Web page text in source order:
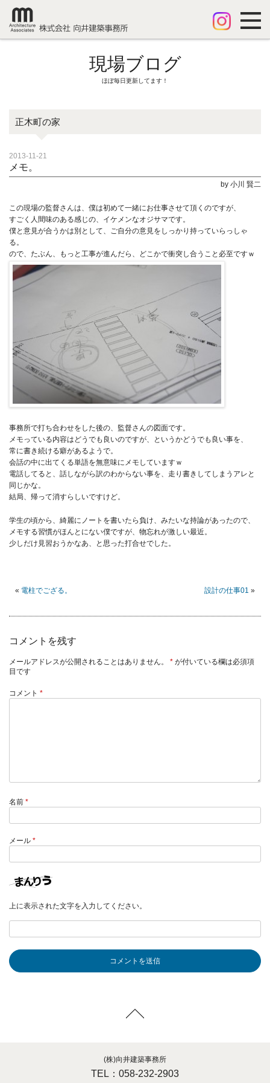
現場ブログ
ほぼ毎日更新してます！
正木町の家
2013-11-21
メモ。
by 小川 賢二
この現場の監督さんは、僕は初めて一緒にお仕事させて頂くのですが、
すごく人間味のある感じの、イケメンなオジサマです。
僕と意見が合うかは別として、ご自分の意見をしっかり持っていらっしゃ
る。
ので、たぶん、もっと工事が進んだら、どこかで衝突し合うこと必至ですｗ
事務所で打ち合わせをした後の、監督さんの図面です。
メモっている内容はどうでも良いのですが、というかどうでも良い事を、
常に書き続ける癖があるようで。
会話の中に出てくる単語を無意味にメモしていますｗ
電話してると、話しながら訳のわからない事を、走り書きしてしまうアレと
同じかな。
結局、帰って消すらしいですけど。
学生の頃から、綺麗にノートを書いたら負け、みたいな持論があったので、
メモする習慣がほんとにない僕ですが、物忘れが激しい最近。
少しだけ見習おうかなあ、と思った打合せでした。
« 電柱でござる。 設計の仕事01 »
コメントを残す
メールアドレスが公開されることはありません。 * が付いている欄は必須項
目です
コメント *
名前 *
メール *
上に表示された文字を入力してください。
(株)向井建築事務所
TEL：058-232-2903